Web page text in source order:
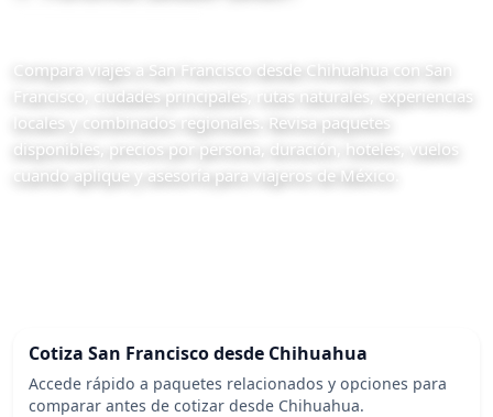
Compara viajes a San Francisco desde Chihuahua con San
Francisco, ciudades principales, rutas naturales, experiencias
locales y combinados regionales. Revisa paquetes
disponibles, precios por persona, duración, hoteles, vuelos
cuando aplique y asesoría para viajeros de México.
Cotiza San Francisco desde Chihuahua
Accede rápido a paquetes relacionados y opciones para
comparar antes de cotizar desde Chihuahua.